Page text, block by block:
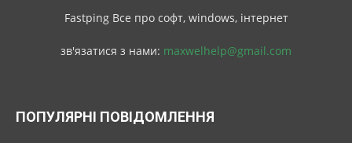
Fastping Все про софт, windows, інтернет
зв'язатися з нами: maxwelhelp@gmail.com
ПОПУЛЯРНІ ПОВІДОМЛЕННЯ